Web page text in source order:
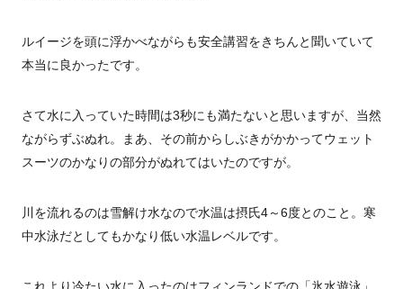
ルイージを頭に浮かべながらも安全講習をきちんと聞いていて
本当に良かったです。
さて水に入っていた時間は3秒にも満たないと思いますが、当然
ながらずぶぬれ。まあ、その前からしぶきがかかってウェット
スーツのかなりの部分がぬれてはいたのですが。
川を流れるのは雪解け水なので水温は摂氏4～6度とのこと。寒
中水泳だとしてもかなり低い水温レベルです。